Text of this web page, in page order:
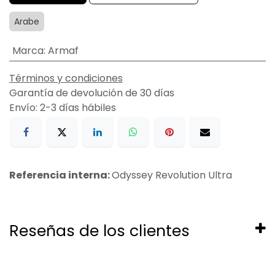
Arabe
Marca: Armaf
Términos y condiciones
Garantía de devolución de 30 días
Envío: 2-3 días hábiles
Referencia interna:Odyssey Revolution Ultra
Reseñas de los clientes